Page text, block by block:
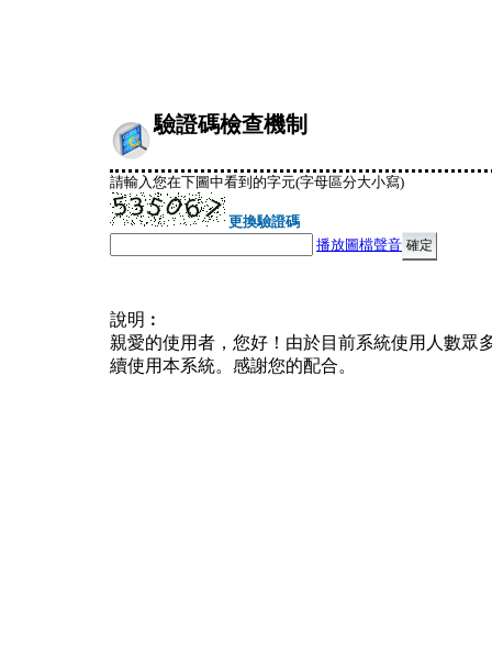
驗證碼檢查機制
請輸入您在下圖中看到的字元(字母區分大小寫)
更換驗證碼
播放圖檔聲音
說明︰
親愛的使用者，您好！由於目前系統使用人數眾
續使用本系統。感謝您的配合。